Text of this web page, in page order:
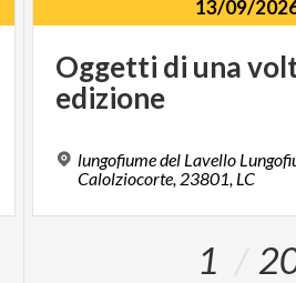
13/09/
Oggetti di una
edizione
lungofiume del Lavello
Calolziocorte, 23801, LC
1